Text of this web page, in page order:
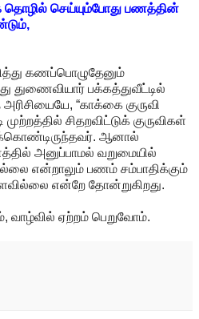
தொழில் செய்யும்போது பணத்தின்
கணப்பொழுதேனும்
துணைவியார் பக்கத்துவீட்டில்
“காக்கை குருவி
முற்றத்தில் சிதறவிட்டுக் குருவிகள்
ஆனால்
அனுப்பாமல் வறுமையில்
என்றாலும் பணம் சம்பாதிக்கும்
என்றே தோன்றுகிறது.
ஏற்றம் பெறுவோம்.